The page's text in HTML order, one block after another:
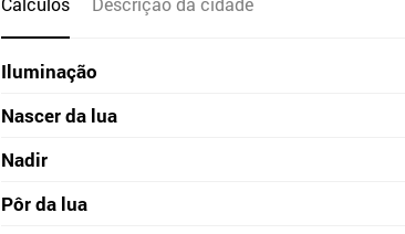
Iluminação
Nascer da lua
Nadir
Pôr da lua